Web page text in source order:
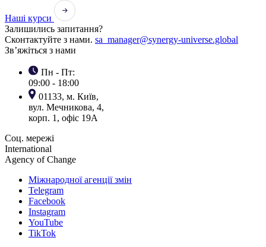
Наші курси
Залишились запитання?
Сконтактуйте з нами. sa_manager@synergy-universe.global
Зв’яжіться з нами
Пн - Пт:
09:00 - 18:00
01133, м. Київ,
вул. Мечникова, 4,
корп. 1, офіс 19А
Соц. мережі
International
Agency of Change
Міжнародної агенції змін
Telegram
Facebook
Instagram
YouTube
TikTok